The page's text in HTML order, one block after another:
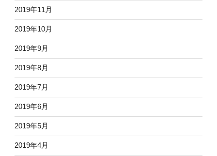
2019年11月
2019年10月
2019年9月
2019年8月
2019年7月
2019年6月
2019年5月
2019年4月